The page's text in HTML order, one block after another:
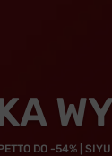
DO -54% |